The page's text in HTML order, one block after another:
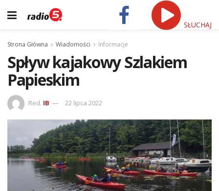
SŁUCHAJ
Strona Główna Wiadomości Informacje
Spływ kajakowy Szlakiem
Papieskim
Red. IB 22 lipca 2022